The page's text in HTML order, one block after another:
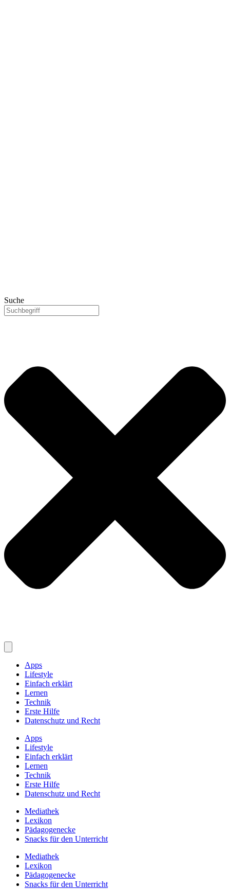
Suche
Apps
Lifestyle
Einfach erklärt
Lernen
Technik
Erste Hilfe
Datenschutz und Recht
Apps
Lifestyle
Einfach erklärt
Lernen
Technik
Erste Hilfe
Datenschutz und Recht
Mediathek
Lexikon
Pädagogenecke
Snacks für den Unterricht
Mediathek
Lexikon
Pädagogenecke
Snacks für den Unterricht